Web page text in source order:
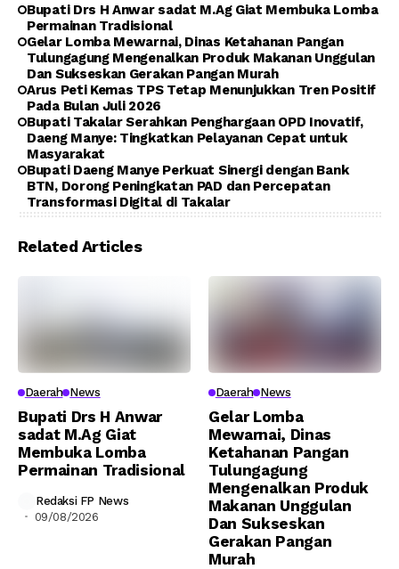
Bupati Drs H Anwar sadat M.Ag Giat Membuka Lomba
Permainan Tradisional
Gelar Lomba Mewarnai, Dinas Ketahanan Pangan
Tulungagung Mengenalkan Produk Makanan Unggulan
Dan Sukseskan Gerakan Pangan Murah
Arus Peti Kemas TPS Tetap Menunjukkan Tren Positif
Pada Bulan Juli 2026
Bupati Takalar Serahkan Penghargaan OPD Inovatif,
Daeng Manye: Tingkatkan Pelayanan Cepat untuk
Masyarakat
Bupati Daeng Manye Perkuat Sinergi dengan Bank
BTN, Dorong Peningkatan PAD dan Percepatan
Transformasi Digital di Takalar
Related Articles
Daerah News
Bupati Drs H Anwar
sadat M.Ag Giat
Membuka Lomba
Permainan Tradisional
Redaksi FP News
09/08/2026
Daerah News
Gelar Lomba
Mewarnai, Dinas
Ketahanan Pangan
Tulungagung
Mengenalkan Produk
Makanan Unggulan
Dan Sukseskan
Gerakan Pangan
Murah